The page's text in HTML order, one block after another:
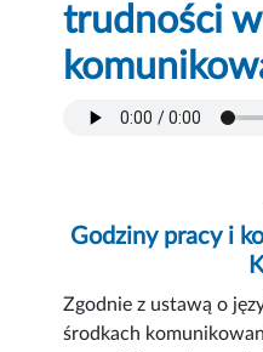
trudności w
Godziny pracy i
Zgodnie z ustawą o
środkach